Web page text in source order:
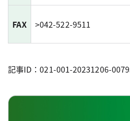
FAX >042-522-9511
記事ID：021-001-20231206-